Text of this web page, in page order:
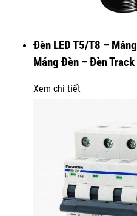
Đèn LED T5/T8 –
Máng Đèn – Đèn
Xem chi tiết